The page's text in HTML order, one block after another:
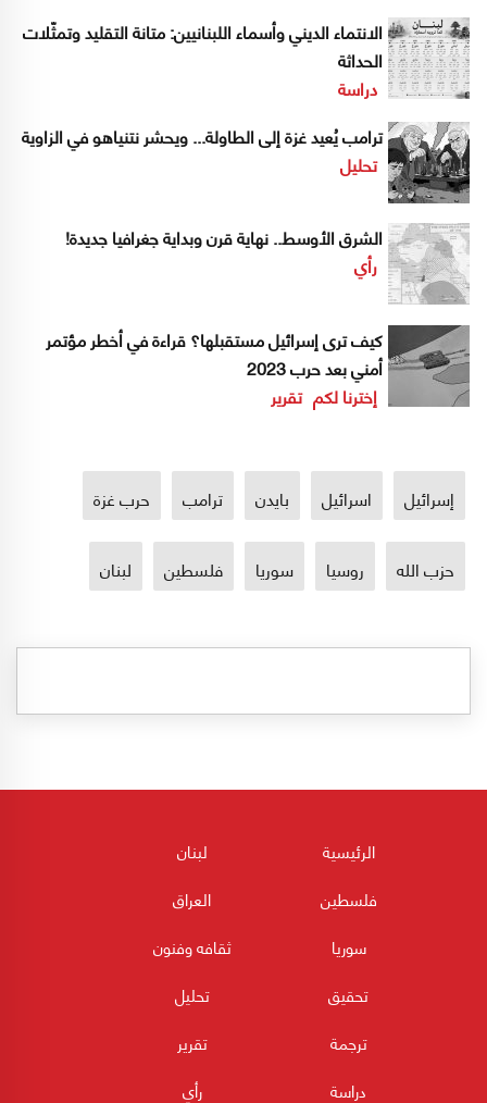
الانتماء الديني وأسماء اللبنانيين: متانة التقليد وتمثّلات
الحداثة
دراسة
ترامب يُعيد غزة إلى الطاولة... ويحشر نتنياهو في الزاوية
تحليل
الشرق الأوسط.. نهاية قرن وبداية جغرافيا جديدة!
رأي
كيف ترى إسرائيل مستقبلها؟ قراءة في أخطر مؤتمر
أمني بعد حرب 2023
إخترنا لكم تقرير
إسرائيل اسرائيل بايدن ترامب حرب غزة
حزب الله روسيا سوريا فلسطين لبنان
الرئيسية
لبنان
فلسطين
العراق
سوريا
ثقافه وفنون
تحقيق
تحليل
ترجمة
تقرير
دراسة
رأي